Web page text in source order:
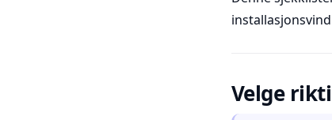
Velge